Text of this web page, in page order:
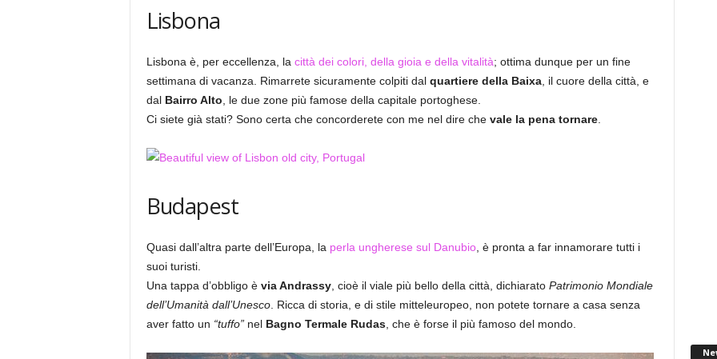
Lisbona
Lisbona è, per eccellenza, la città dei colori, della gioia e della vitalità; ottima dunque per un fine
settimana di vacanza. Rimarrete sicuramente colpiti dal quartiere della Baixa, il cuore della città, e
dal Bairro Alto , le due zone più famose della capitale portoghese.
Ci siete già stati? Sono certa che concorderete con me nel dire che vale la pena tornare.
Budapest
Quasi dall’altra parte dell’Europa, la perla ungherese sul Danubio, è pronta a far innamorare tutti i
suoi turisti.
Una tappa d’obbligo è via Andrassy, cioè il viale più bello della città, dichiarato Patrimonio Mondiale
dell’Umanità dall’Unesco. Ricca di storia, e di stile mitteleuropeo, non potete tornare a casa senza
aver fatto un “tuffo”nel Bagno Termale Rudas, che è forse il più famoso del mondo.